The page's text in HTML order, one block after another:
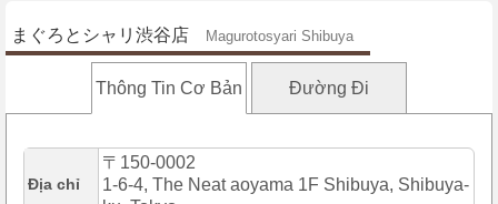
まぐろとシャリ渋谷店 Magurotosyari Shibuya
Thông Tin Cơ Bản Đường Đi
Địa chỉ
〒150-0002
1-6-4, The Neat aoyama 1F Shibuya, Shibuya-